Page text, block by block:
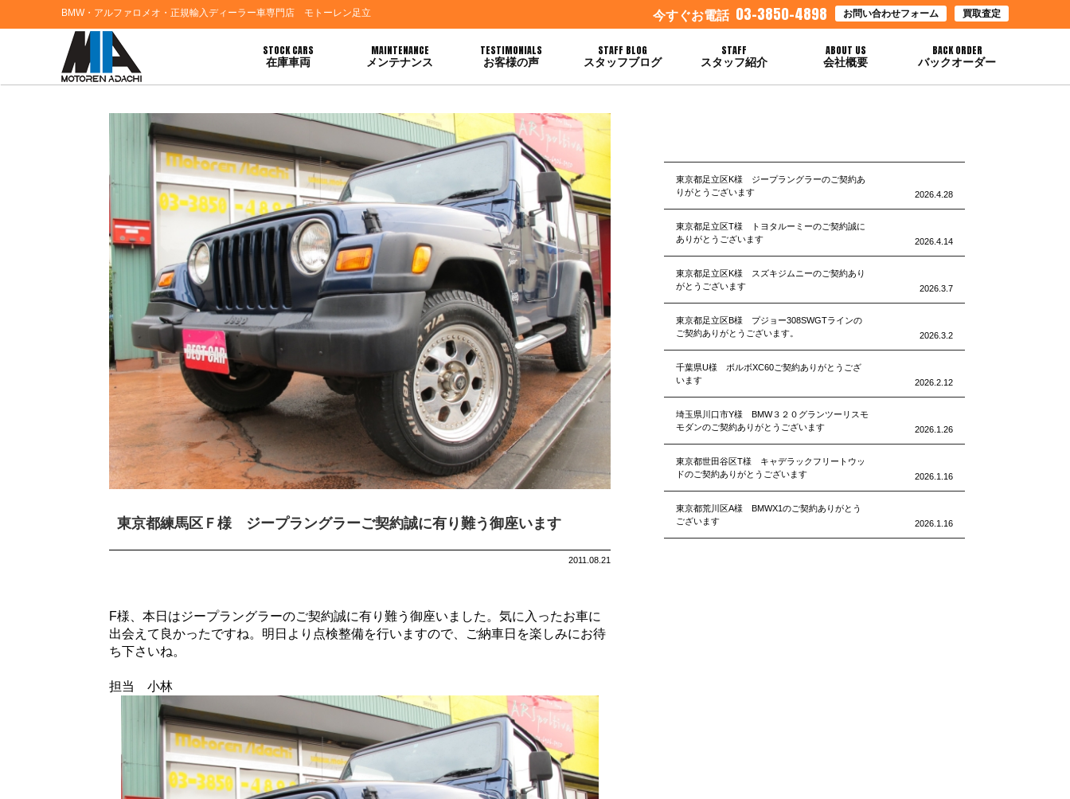
BMW・アルファロメオ・正規輸入ディーラー車専門店 モトーレン足立 今すぐお電話 03-3850-4898 お問い合わせフォーム 買取査定
STOCK CARS
在庫車両
MAINTENANCE
メンテナンス
TESTIMONIALS
お客様の声
STAFF BLOG
スタッフブログ
STAFF
スタッフ紹介
ABOUT US
会社概要
BACK ORDER
バックオーダー
HOME>ブログ一覧> 東京都練馬区Ｆ様 ジープラングラーご契約誠に有り難う御座います
東京都練馬区Ｆ様 ジープラングラーご契約誠に有り難う御座います
2011.08.21
F様、本日はジープラングラーのご契約誠に有り難う御座いました。気に入ったお車に
出会えて良かったですね。明日より点検整備を行いますので、ご納車日を楽しみにお待
ち下さいね。
担当 小林
東京都足立区K様 ジープラングラーのご契約あ
りがとうございます
2026.4.28
東京都足立区T様 トヨタルーミーのご契約誠に
ありがとうございます
2026.4.14
東京都足立区K様 スズキジムニーのご契約あり
がとうございます
2026.3.7
東京都足立区B様 プジョー308SWGTラインの
ご契約ありがとうございます。
2026.3.2
千葉県U様 ボルボXC60ご契約ありがとうござ
います
2026.2.12
埼玉県川口市Y様 BMW３２０グランツーリスモ
モダンのご契約ありがとうございます
2026.1.26
東京都世田谷区T様 キャデラックフリートウッ
ドのご契約ありがとうございます
2026.1.16
東京都荒川区A様 BMWX1のご契約ありがとう
ございます
2026.1.16